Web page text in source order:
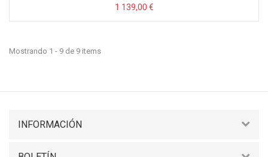
1 139,00 €
Mostrando 1 - 9 de 9 items
INFORMACIÓN